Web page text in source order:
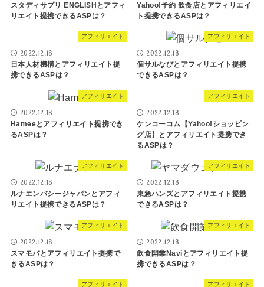
スタディサプリ ENGLISHとアフィ
リエイト提携できるASPは？
Yahoo!予約 飲食店とアフィリエイ
ト提携できるASPは？
アフィリエイト
2022.12.18
日本人材機構とアフィリエイト提
携できるASPは？
アフィリエイト
2022.12.18
個サルなびとアフィリエイト提携
できるASPは？
アフィリエイト
2022.12.18
Hameeとアフィリエイト提携でき
るASPは？
アフィリエイト
2022.12.18
ケンコーコム【Yahoo!ショッピン
グ店】とアフィリエイト提携でき
るASPは？
アフィリエイト
2022.12.18
ルナエンバシージャパンとアフィ
リエイト提携できるASPは？
アフィリエイト
2022.12.18
東急ハンズとアフィリエイト提携
できるASPは？
アフィリエイト
2022.12.18
スマモバとアフィリエイト提携で
きるASPは？
アフィリエイト
2022.12.18
飲食開業Naviとアフィリエイト提
携できるASPは？
アフィリエイト アフィリエイト